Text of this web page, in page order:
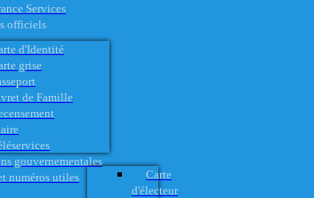
Services
officiels
d'Identité
grise
de Famille
gouvernementales
numéros utiles
Carte
d'électeur